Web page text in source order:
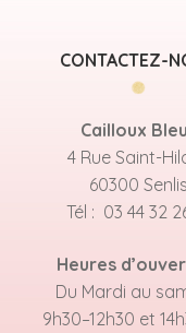
CONTACTEZ-
Cailloux
4 Rue Saint-
60300 Senlis
Tél : 03 44 32
Heures
Du Mardi au
9h30–12h30 et